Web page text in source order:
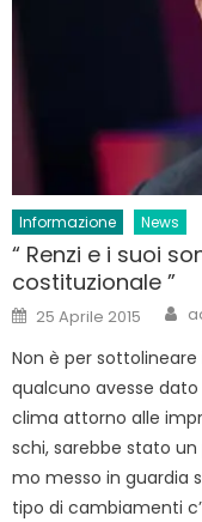
Informazione News
“ Renzi e i suoi
costituzionale ”
Posted
on
25 Aprile 2015
Non è per sot­to­li­nea­re
qual­cu­no aves­se
clima at­tor­no alle
schi, sa­reb­be stato
mo messo in guar­dia
tipo di cam­bia­men­ti